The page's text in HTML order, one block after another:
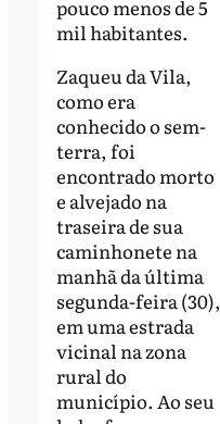
pouco menos de 5
mil habitantes.
Zaqueu da Vila,
como era
conhecido o sem-
terra, foi
encontrado morto
e alvejado na
traseira de sua
caminhonete na
manhã da última
segunda-feira (30),
em uma estrada
vicinal na zona
rural do
município. Ao seu